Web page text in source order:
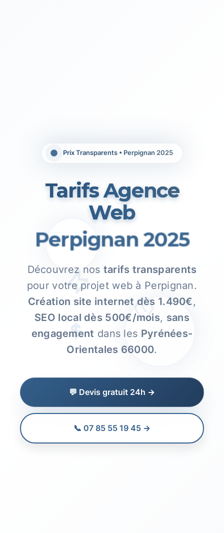
Prix Transparents • Perpignan 2025
Tarifs Agence
Web
Perpignan 2025
Découvrez nos tarifs transparents
pour votre projet web à Perpignan.
Création site internet dès 1.490€,
SEO local dès 500€/mois, sans
engagement dans les Pyrénées-
Orientales 66000.
💬 Devis gratuit 24h →
📞 07 85 55 19 45 →